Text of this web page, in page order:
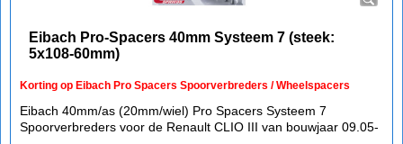
Eibach Pro-Spacers 40mm Systeem 7 (steek:
5x108-60mm)
Korting op Eibach Pro Spacers Spoorverbreders / Wheelspacers
Eibach 40mm/as (20mm/wiel) Pro Spacers Systeem 7
Spoorverbreders voor de Renault CLIO III van bouwjaar 09.05-